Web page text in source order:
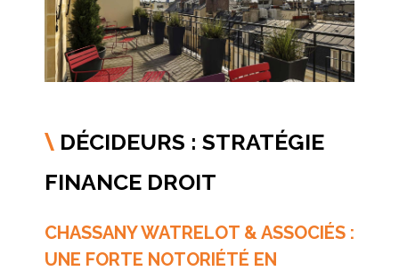
\ DÉCIDEURS : STRATÉGIE
FINANCE DROIT
CHASSANY WATRELOT & ASSOCIÉS :
UNE FORTE NOTORIÉTÉ EN